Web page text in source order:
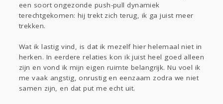
een soort ongezonde push-pull dynamiek
terechtgekomen: hij trekt zich terug, ik ga juist meer
trekken.
Wat ik lastig vind, is dat ik mezelf hier helemaal niet in
herken. In eerdere relaties kon ik juist heel goed alleen
zijn en vond ik mijn eigen ruimte belangrijk. Nu voel ik
me vaak angstig, onrustig en eenzaam zodra we niet
samen zijn, en dat put me echt uit.